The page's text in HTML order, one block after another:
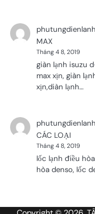
MAX
Tháng 4 8, 2019
giàn lạnh isuzu
max xịn, giàn
xịn,diàn lạnh…
CÁC LOẠI
Tháng 4 8, 2019
lốc lạnh điều
hòa denso, lốc